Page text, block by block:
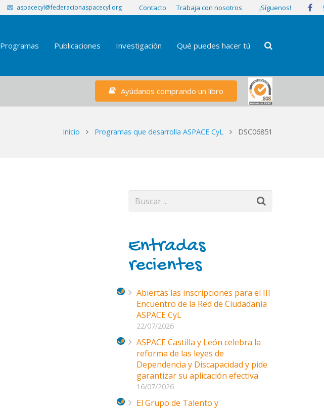
aspacecyl@federacionaspacecyl.org Contacto Trabaja con nosotros ¡Síguenos!
Programas Publicaciones Investigación Qué puedes hacer tú
Ayúdanos comprando un libro
Inicio Programas que desarrolla ASPACE CyL DSC06851
Entradas
recientes
Abiertas las inscripciones para el III
Encuentro de la Red de Ciudadanía
ASPACE CyL
22/07/2026
ASPACE Castilla y León celebra la
reforma de las leyes de
Dependencia y Discapacidad y pide
garantizar su aplicación efectiva
16/07/2026
El Grupo de Talento y